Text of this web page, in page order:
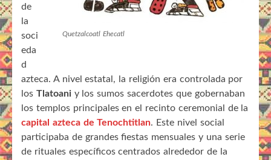
Quetzalcoatl Ehecatl
de
la
soci
eda
d
azteca. A nivel estatal, la religión era controlada por
los Tlatoaniy los sumos sacerdotes que gobernaban
los templos principales en el recinto ceremonial de la
capital azteca de Tenochtitlan. Este nivel social
participaba de grandes fiestas mensuales y una serie
de rituales específicos centrados alrededor de la